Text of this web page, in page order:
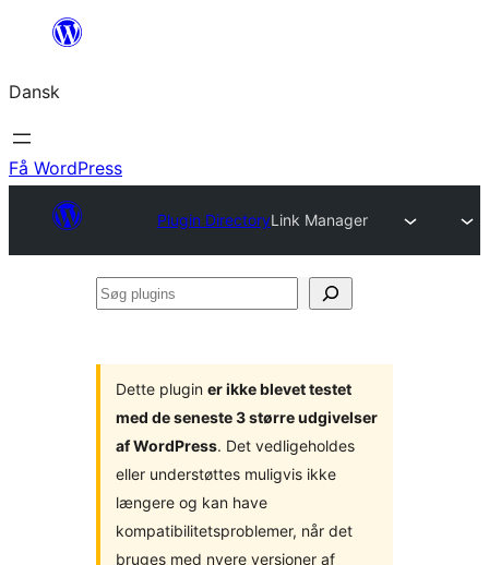
Spring
indhold
Dansk
Få WordPress
Plugin DirectoryLink Manager
Søg
Dette plugin er ikke blevet testet
med de seneste 3 større udgivelser
af WordPress. Det vedligeholdes
eller understøttes muligvis ikke
længere og kan have
kompatibilitetsproblemer, når det
bruges med nyere versioner af